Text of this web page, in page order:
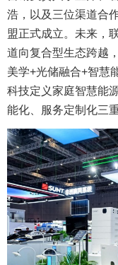
浩，以及三位渠道合
盟正式成立。未来，
道向复合型生态跨越
美学+光储融合+智慧
科技定义家庭智慧能
能化、服务定制化三